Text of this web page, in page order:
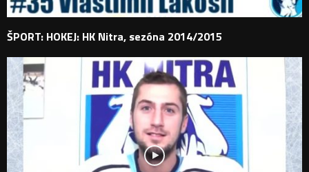
ŠPORT: HOKEJ: HK Nitra, sezóna 2014/2015